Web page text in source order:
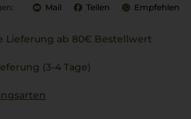
Mail Teilen Empfehlen
Lieferung ab 80€ Bestellwert
(3-4 Tage)